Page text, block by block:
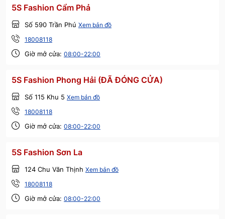
5S Fashion Cẩm Phả
Số 590 Trần Phú Xem bản đồ
18008118
Giờ mở cửa: 08:00-22:00
5S Fashion Phong Hải (ĐÃ ĐÓNG CỬA)
Số 115 Khu 5 Xem bản đồ
18008118
Giờ mở cửa: 08:00-22:00
5S Fashion Sơn La
124 Chu Văn Thịnh Xem bản đồ
18008118
Giờ mở cửa: 08:00-22:00